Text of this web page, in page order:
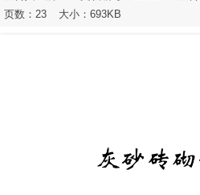
页数：23
大小：693KB